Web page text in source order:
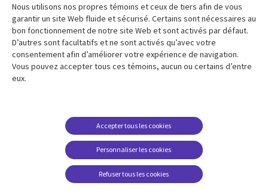
Salle de presse
Ressources
Articles
Études de cas
Baladodiffusions
Support
Restrictions et
conditions juridiques
Carrières FAQ
Centre de gestion des
Social
Media
Global
FR
Nous utilisons nos propres témoins et ceux de tiers afin de vous
garantir un site Web fluide et sécurisé. Certains sont nécessaires au
bon fonctionnement de notre site Web et sont activés par défaut.
D’autres sont facultatifs et ne sont activés qu’avec votre
consentement afin d’améliorer votre expérience de navigation.
Vous pouvez accepter tous ces témoins, aucun ou certains d’entre
eux.
Personnaliser les cookies
Accepter tous les cookies
Refuser tous les cookies